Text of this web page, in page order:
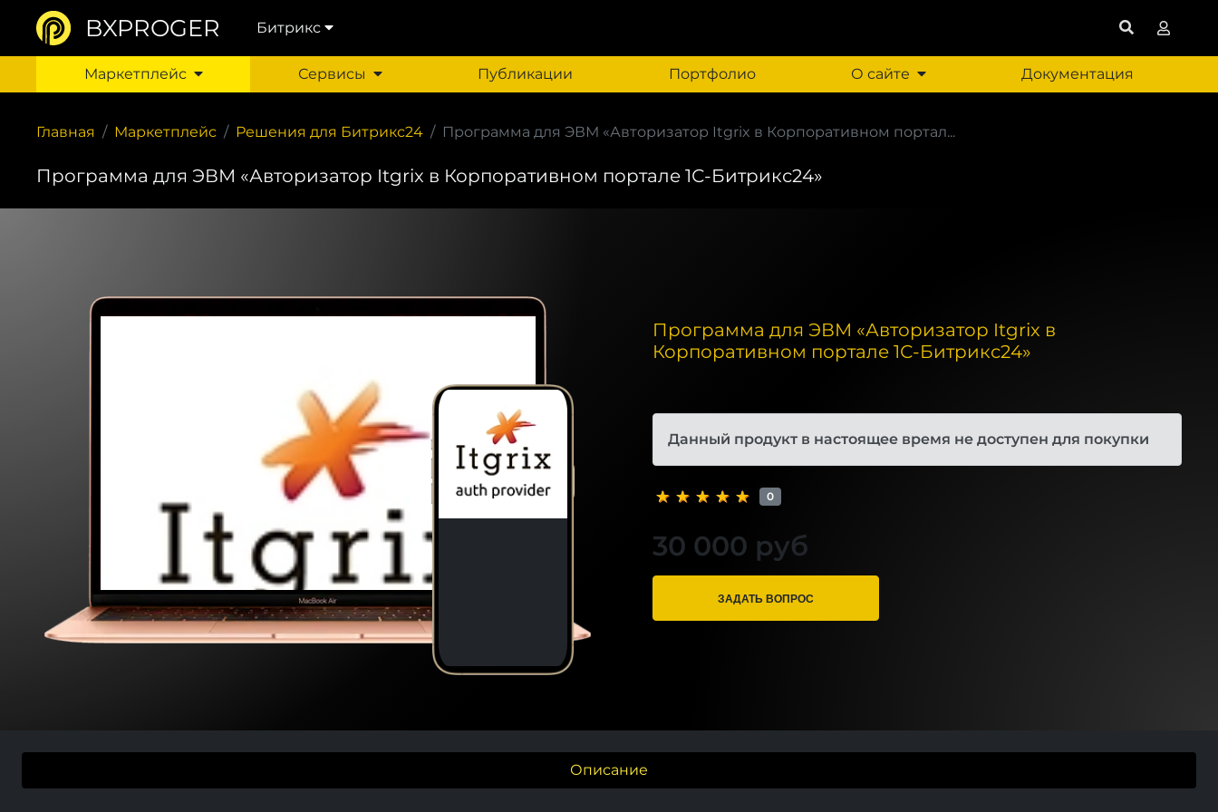
BXPROGER Битрикс
Маркетплейс Сервисы Публикации Портфолио О сайте Документация
Главная Маркетплейс Решения для Битрикс24 Программа для ЭВМ «Авторизатор Itgrix в Корпоративном портал...
Программа для ЭВМ «Авторизатор Itgrix в Корпоративном портале 1С-Битрикс24»
Программа для ЭВМ «Авторизатор Itgrix в
Корпоративном портале 1С-Битрикс24»
Данный продукт в настоящее время не доступен для покупки
0
30 000 руб
ЗАДАТЬ ВОПРОС
Описание